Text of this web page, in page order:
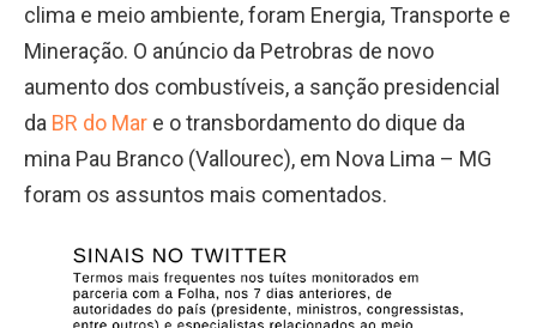
clima e meio ambiente, foram Energia, Transporte e
Mineração. O anúncio da Petrobras de novo
aumento dos combustíveis, a sanção presidencial
da BR do Mar e o transbordamento do dique da
mina Pau Branco (Vallourec), em Nova Lima – MG
foram os assuntos mais comentados.